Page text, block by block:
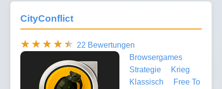
CityConflict
22 Bewertungen
Browsergames
Strategie
Krieg
Klassisch
Free To